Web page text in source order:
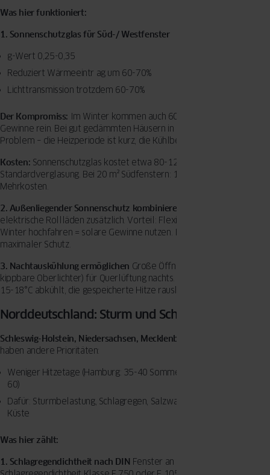
Was hier funktioniert:
1. Sonnenschutzglas für Süd-/ Westfenster
g-Wert 0,25-0,35
Reduziert Wärmeeintr ag um 60-70%
Lichttransmission trotzdem 60-70%
Der Kompromiss: Im Winter kommen auch 60-70% weniger solare
Gewinne rein. Bei gut gedämmten Häusern in Süddeutschland kein
Problem – die Heizperiode ist kurz, die Kühlbelastung hoch.
Kosten: Sonnenschutzglas kostet etwa 80-120 Euro mehr pro m² als
Standardverglasung. Bei 20 m² Südfenstern: 1.600-2.400 Euro
Mehrkosten.
2. Außenliegender Sonnenschutz kombinieren
elektrische Rollläden zusätzlich. Vorteil: Flexibel je nach Saison. Im
Winter hochfahren = solare Gewinne nutzen. Im Sommer runter =
maximaler Schutz.
3. Nachtauskühlung ermöglichen Große Öffnungsflächen (
kippbare Oberlichter) für Querlüftung nachts. Wenn es draußen auf
15-18°C abkühlt, die gespeicherte Hitze rauslassen.
Norddeutschland: Sturm und Schlagregen
Schleswig-Holstein, Niedersachsen, Mecklenburg-Vorpommern
haben andere Prioritäten:
Weniger Hitzetage (Hamburg: 35-40 Sommertage vs. München: 55-
60)
Dafür: Sturmbelastung, Schlagregen, Salzwasser-Korrosion an der
Küste
Was hier zählt:
1. Schlagregendichtheit nach DIN Fenster an der Küste brauchen